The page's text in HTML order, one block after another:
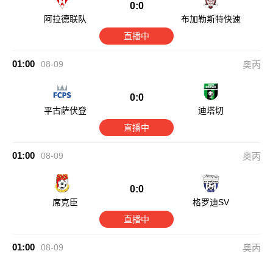
阿拉德联队
0:0
布加勒斯特快速
直播中
01:00 08-09 奥丙
平古萨伏登
0:0
迪塔切
直播中
01:00 08-09 奥丙
席克臣
0:0
格罗迪SV
直播中
01:00 08-09 奥丙